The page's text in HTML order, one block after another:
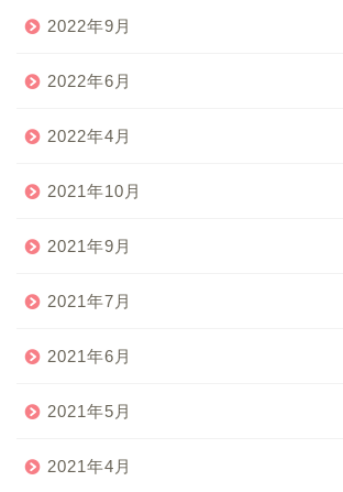
2022年9月
2022年6月
2022年4月
2021年10月
2021年9月
2021年7月
2021年6月
2021年5月
2021年4月